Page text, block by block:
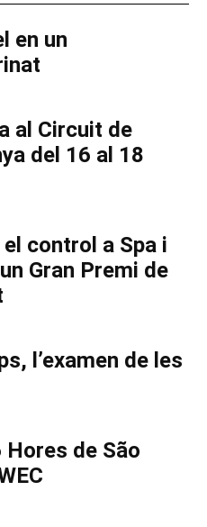
en un
al Circuit de
del 16 al 18
control a Spa i
Gran Premi de
l’examen de les
Hores de São